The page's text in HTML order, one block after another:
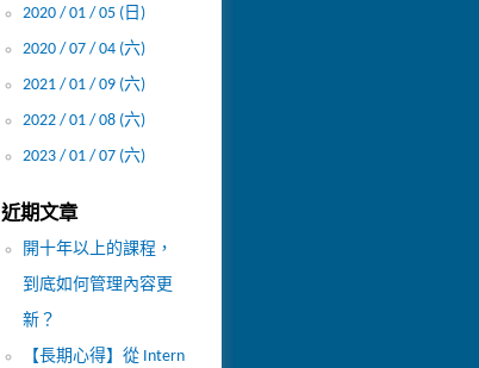
2020 / 01 / 05 (日)
2020 / 07 / 04 (六)
2021 / 01 / 09 (六)
2022 / 01 / 08 (六)
2023 / 01 / 07 (六)
近期文章
開十年以上的課程，
到底如何管理內容更
新？
【長期心得】從 Intern